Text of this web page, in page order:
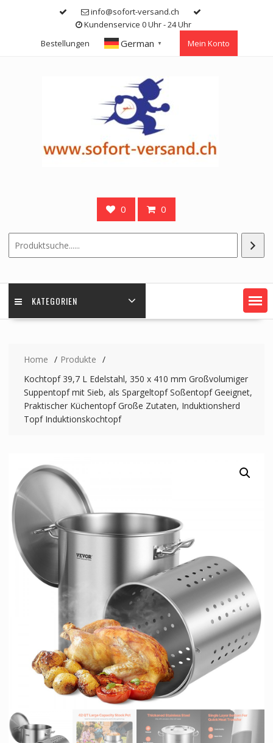
info@sofort-versand.ch
Kundenservice 0 Uhr - 24 Uhr
Bestellungen
German ▼ Mein Konto
0 0
KATEGORIEN
Home
Produkte
Kochtopf 39,7 L Edelstahl, 350 x 410 mm Großvolumiger
Suppentopf mit Sieb, als Spargeltopf Soßentopf Geeignet,
Praktischer Küchentopf Große Zutaten, Induktionsherd
Topf Induktionskochtopf